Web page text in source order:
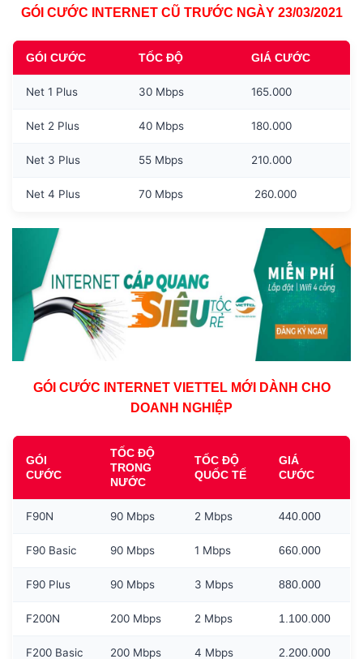
GÓI CƯỚC INTERNET CŨ TRƯỚC NGÀY 23/03/2021
GÓI CƯỚC TỐC ĐỘ GIÁ CƯỚC
Net 1 Plus 30 Mbps 165.000
Net 2 Plus 40 Mbps 180.000
Net 3 Plus 55 Mbps 210.000
Net 4 Plus 70 Mbps 260.000
GÓI CƯỚC INTERNET VIETTEL MỚI DÀNH CHO
DOANH NGHIỆP
GÓI
CƯỚC
TỐC ĐỘ
TRONG
NƯỚC
TỐC ĐỘ
QUỐC TẾ
GIÁ
CƯỚC
F90N 90 Mbps 2 Mbps 440.000
F90 Basic 90 Mbps 1 Mbps 660.000
F90 Plus 90 Mbps 3 Mbps 880.000
F200N 200 Mbps 2 Mbps 1.100.000
F200 Basic 200 Mbps 4 Mbps 2.200.000